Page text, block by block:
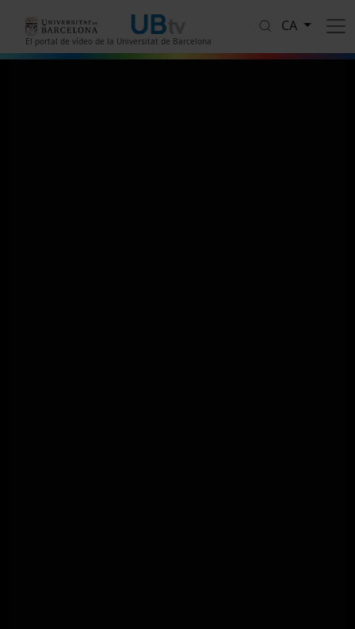
El portal de vídeo de la Universitat de Barcelona
CA